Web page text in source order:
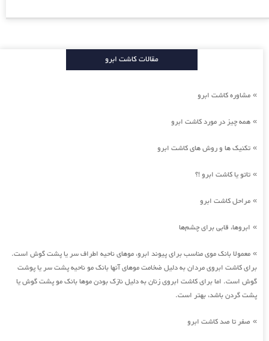
مقالات کاشت ابرو
» مشاوره کاشت ابرو
» همه چیز در مورد کاشت ابرو
» تکنیک ها و روش های کاشت ابرو
» تاتو یا کاشت ابرو !؟
» مراحل کاشت ابرو
» ابروها، قابی برای چشم‌ها
» معمولا بانک موی مناسب برای پیوند ابرو، موهای ناحیه اطراف سر یا پشت گوش است.
برای کاشت ابروی مردان به دلیل ضخامت موهای آنها بانک مو ناحیه پشت سر یا پوشت
گوش است. اما برای کاشت ابروی زنان به دلیل نازک بودن موها بانک مو پشت گوش یا
پشت گردن باشد، بهتر است.
» صفر تا صد کاشت ابرو